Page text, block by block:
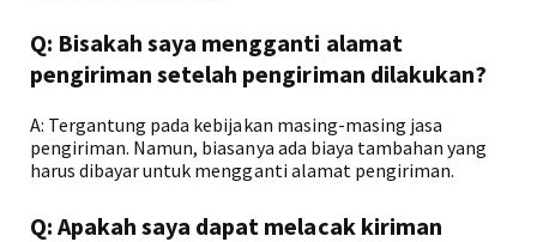
Q: Bisakah saya mengganti alamat
pengiriman setelah pengiriman dilakukan?
A: Tergantung pada kebijakan masing-masing jasa
pengiriman. Namun, biasanya ada biaya tambahan yang
harus dibayar untuk mengganti alamat pengiriman.
Q: Apakah saya dapat melacak kiriman